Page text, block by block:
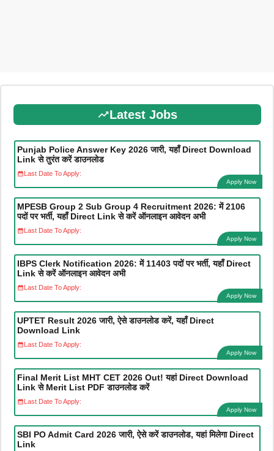
Latest Jobs
Punjab Police Answer Key 2026 जारी, यहाँ Direct Download
Link से तुरंत करें डाउनलोड
Last Date To Apply:
Apply Now
MPESB Group 2 Sub Group 4 Recruitment 2026: में 2106
पदों पर भर्ती, यहाँ Direct Link से करें ऑनलाइन आवेदन अभी
Last Date To Apply:
Apply Now
IBPS Clerk Notification 2026: में 11403 पदों पर भर्ती, यहाँ Direct
Link से करें ऑनलाइन आवेदन अभी
Last Date To Apply:
Apply Now
UPTET Result 2026 जारी, ऐसे डाउनलोड करें, यहाँ Direct
Download Link
Last Date To Apply:
Apply Now
Final Merit List MHT CET 2026 Out! यहां Direct Download
Link से Merit List PDF डाउनलोड करें
Last Date To Apply:
Apply Now
SBI PO Admit Card 2026 जारी, ऐसे करें डाउनलोड, यहां मिलेगा Direct
Link